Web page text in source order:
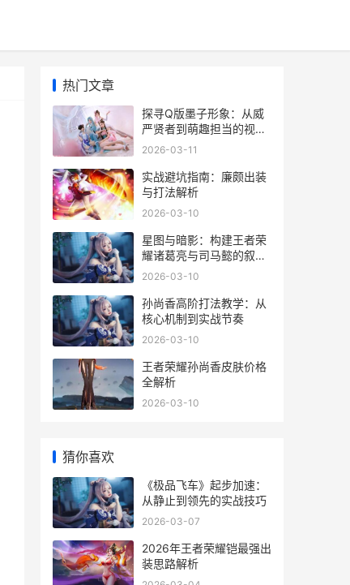
热门文章
探寻Q版墨子形象：从威
严贤者到萌趣担当的视觉
转换
2026-03-11
实战避坑指南：廉颇出装
与打法解析
2026-03-10
星图与暗影：构建王者荣
耀诸葛亮与司马懿的叙事
张力
2026-03-10
孙尚香高阶打法教学：从
核心机制到实战节奏
2026-03-10
王者荣耀孙尚香皮肤价格
全解析
2026-03-10
猜你喜欢
《极品飞车》起步加速：
从静止到领先的实战技巧
2026-03-07
2026年王者荣耀铠最强出
装思路解析